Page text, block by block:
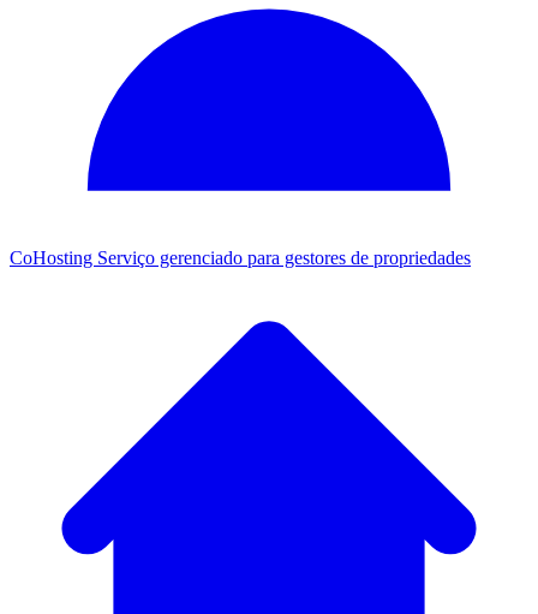
CoHosting Serviço gerenciado para gestores de propriedades